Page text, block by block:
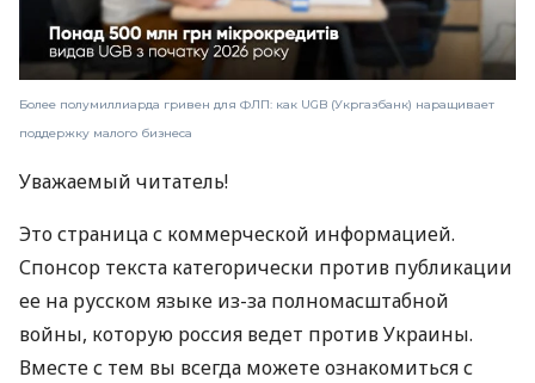
Более полумиллиарда гривен для ФЛП: как UGB (Укргазбанк) наращивает
поддержку малого бизнеса
Уважаемый читатель!
Это страница с коммерческой информацией.
Спонсор текста категорически против публикации
ее на русском языке из-за полномасштабной
войны, которую россия ведет против Украины.
Вместе с тем вы всегда можете ознакомиться с